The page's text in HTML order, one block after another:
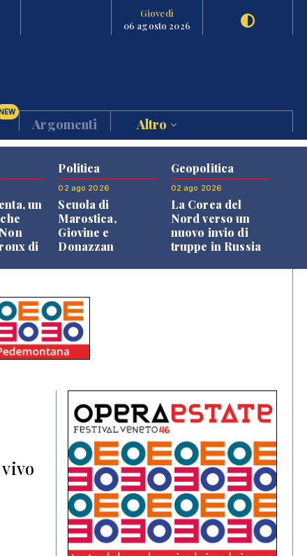
Giovedì
06 agosto 2026
NEW
Argomenti Altro
un
di
Politica
02 ago 2026
Scuola di
Marostica,
Giovine e
Donazzan
Geopolitica
02 ago 2026
La Corea del
Nord verso un
nuovo invio di
truppe in Russia